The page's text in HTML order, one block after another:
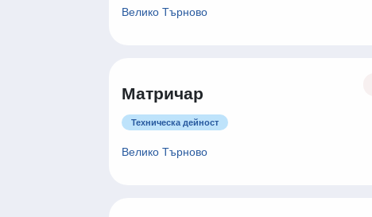
Велико Търново
Матричар
Техническа дейност
Велико Търново